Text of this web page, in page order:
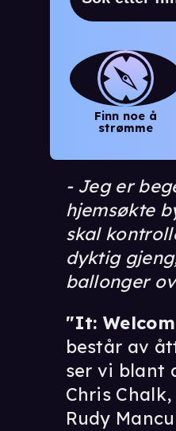
Finn noe å
strømme
- Jeg er
hjemsøkte
skal
dyktig
ballonger
"It:
består av
ser vi blant
Chris
Rudy